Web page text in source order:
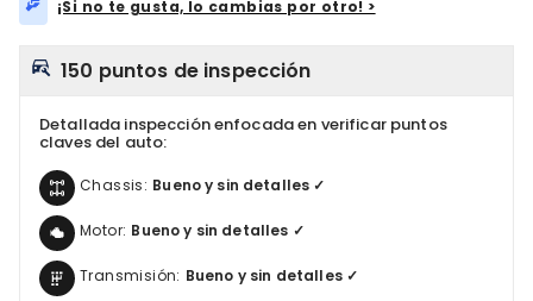
¡Si no te gusta, lo cambias por otro! >
150 puntos de inspección
Detallada inspección enfocada en verificar puntos
claves del auto:
Chassis: Bueno y sin detalles ✓
Motor: Bueno y sin detalles ✓
Transmisión: Bueno y sin detalles ✓